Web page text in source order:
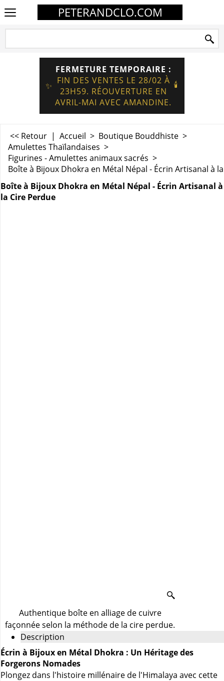
PETERANDCLO.COM
✨
FERMETURE TEMPORAIRE :
FIN DES VENTES LE 28/02 À
23H59. RÉOUVERTURE EN
AVRIL-MAI AVEC AMANDINE.
🕯️
<< Retour | Accueil > Boutique Bouddhiste >
Amulettes Thaïlandaises >
Figurines - Amulettes animaux sacrés >
Boîte à Bijoux Dhokra en Métal Népal - Écrin Artisanal à
Boîte à Bijoux Dhokra en Métal Népal - Écrin Artisanal à
la Cire Perdue
Authentique boîte en alliage de cuivre
façonnée selon la méthode de la cire perdue.
Description
Écrin à Bijoux en Métal Dhokra : Un Héritage des
Forgerons Nomades
Plongez dans l'histoire millénaire de l'Himalaya avec cette